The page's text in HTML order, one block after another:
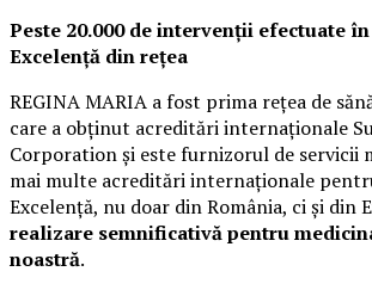
Peste 20.000 de intervenții efectuate
Excelență din rețea
REGINA MARIA a fost prima rețea de
care a obținut acreditări internaționale
Corporation şi este furnizorul de servicii
mai multe acreditări internaționale
Excelență, nu doar din România, ci și din
realizare semnificativă pentru
noastră.